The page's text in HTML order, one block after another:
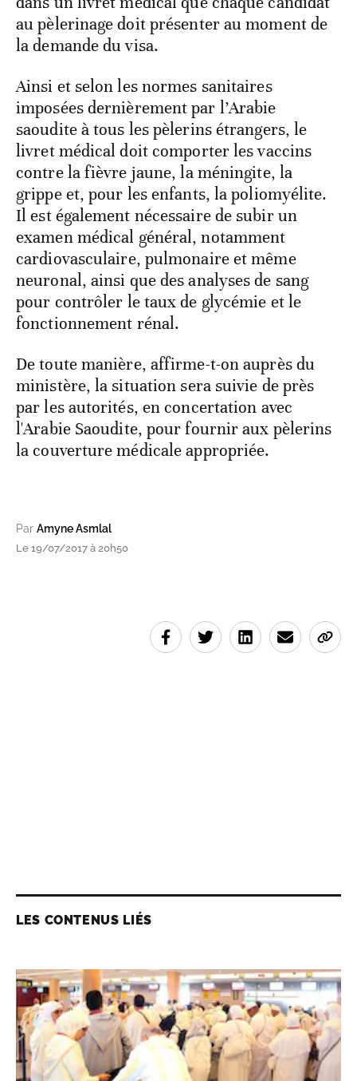
au pèlerinage doit présenter au moment de
la demande du visa.
Ainsi et selon les normes sanitaires
imposées dernièrement par l’Arabie
saoudite à tous les pèlerins étrangers, le
livret médical doit comporter les vaccins
contre la fièvre jaune, la méningite, la
grippe et, pour les enfants, la poliomyélite.
Il est également nécessaire de subir un
examen médical général, notamment
cardiovasculaire, pulmonaire et même
neuronal, ainsi que des analyses de sang
pour contrôler le taux de glycémie et le
fonctionnement rénal.
De toute manière, affirme-t-on auprès du
ministère, la situation sera suivie de près
par les autorités, en concertation avec
l'Arabie Saoudite, pour fournir aux pèlerins
la couverture médicale appropriée.
Par Amyne Asmlal
Le 19/07/2017 à 20h50
LES CONTENUS LIÉS